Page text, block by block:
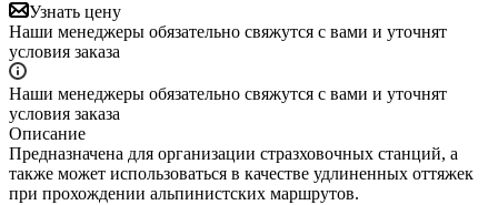
Узнать цену
Наши менеджеры обязательно свяжутся с вами и уточнят
условия заказа
Наши менеджеры обязательно свяжутся с вами и уточнят
условия заказа
Описание
Предназначена для организации стразховочных станций, а
также может использоваться в качестве удлиненных оттяжек
при прохождении альпинистских маршрутов.